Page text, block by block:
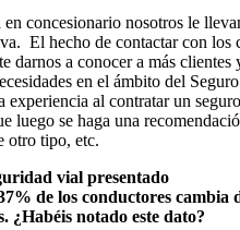
concesionario nosotros le
El hecho de contactar con los
darnos a conocer a más clientes
en el ámbito del
experiencia al contratar un
luego se haga una
otro tipo, etc.
vial presentado
de los conductores cambia
¿Habéis notado este dato?